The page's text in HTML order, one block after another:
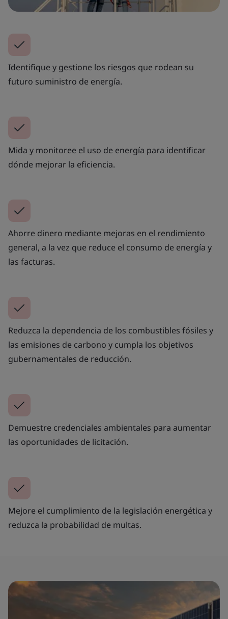
Identifique y gestione los riesgos que rodean su
futuro suministro de energía.
Mida y monitoree el uso de energía para identificar
dónde mejorar la eficiencia.
Ahorre dinero mediante mejoras en el rendimiento
general, a la vez que reduce el consumo de energía y
las facturas.
Reduzca la dependencia de los combustibles fósiles y
las emisiones de carbono y cumpla los objetivos
gubernamentales de reducción.
Demuestre credenciales ambientales para aumentar
las oportunidades de licitación.
Mejore el cumplimiento de la legislación energética y
reduzca la probabilidad de multas.